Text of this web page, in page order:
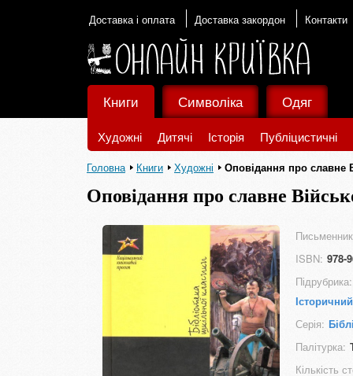
Доставка і оплата Доставка закордон Контакти
Книги
Художні Дитячі Історія Публіцистичні
Символіка Одяг
Головна Книги Художні Оповідання про славне
Оповідання про славне
ISBN: 978-
Підрубрика:
Серія:
Палітурка:
Кількість